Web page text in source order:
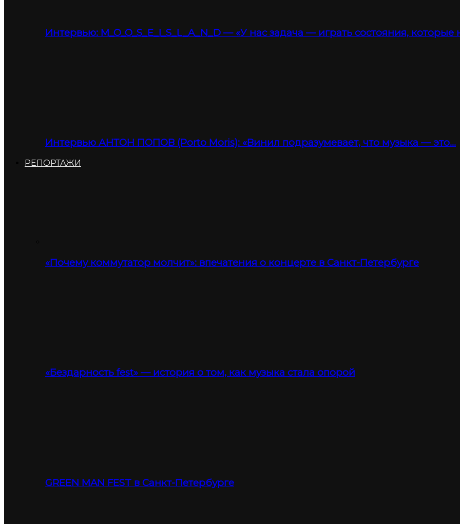
Интервью: M_O_O_S_E_I_S_L_A_N_D — «У нас задача — играть состояния, которые
Интервью АНТОН ПОПОВ (Porto Moris): «Винил подразумевает, что музыка — это…
РЕПОРТАЖИ
«Почему коммутатор молчит»: впечатения о концерте в Санкт-Петербурге
«Бездарность fest» — история о том, как музыка стала опорой
GREEN MAN FEST в Санкт-Петербурге